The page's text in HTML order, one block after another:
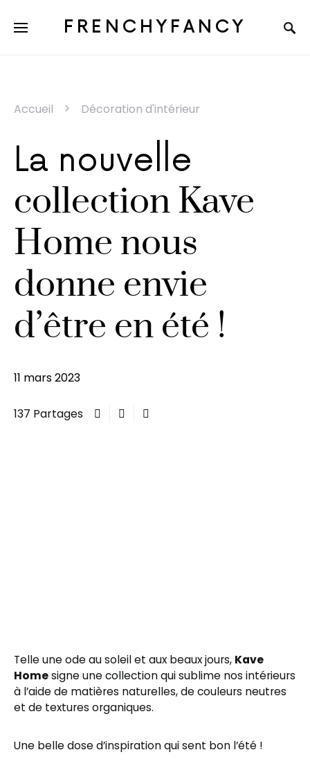
FRENCHYFANCY
Accueil Décoration d'intérieur
La nouvelle
collection Kave
Home nous
donne envie
d’être en été !
11 mars 2023
137 Partages
Telle une ode au soleil et aux beaux jours, Kave
Homesigne une collection qui sublime nos intérieurs
à l’aide de matières naturelles, de couleurs neutres
et de textures organiques.
Une belle dose d’inspiration qui sent bon l’été !